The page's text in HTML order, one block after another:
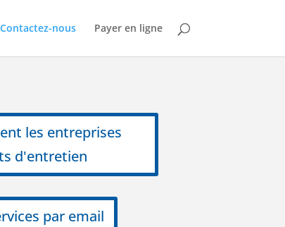
Contactez-nous Payer en ligne
les entreprises
d'entretien
par email